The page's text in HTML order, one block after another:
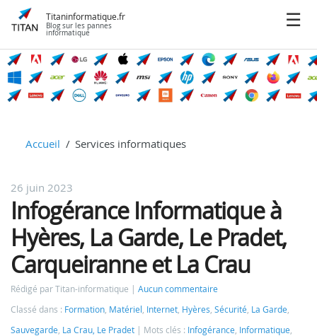
Titaninformatique.fr
Blog sur les pannes
informatique
Accueil Services informatiques
26 juin 2023
Infogérance Informatique à
Hyères, La Garde, Le Pradet,
Carqueiranne et La Crau
Rédigé par Titan-informatique
Aucun commentaire
Classé dans : Formation Matériel Internet Hyères Sécurité La Garde
Sauvegarde La Crau, Le Pradet Mots clés : Infogérance Informatique